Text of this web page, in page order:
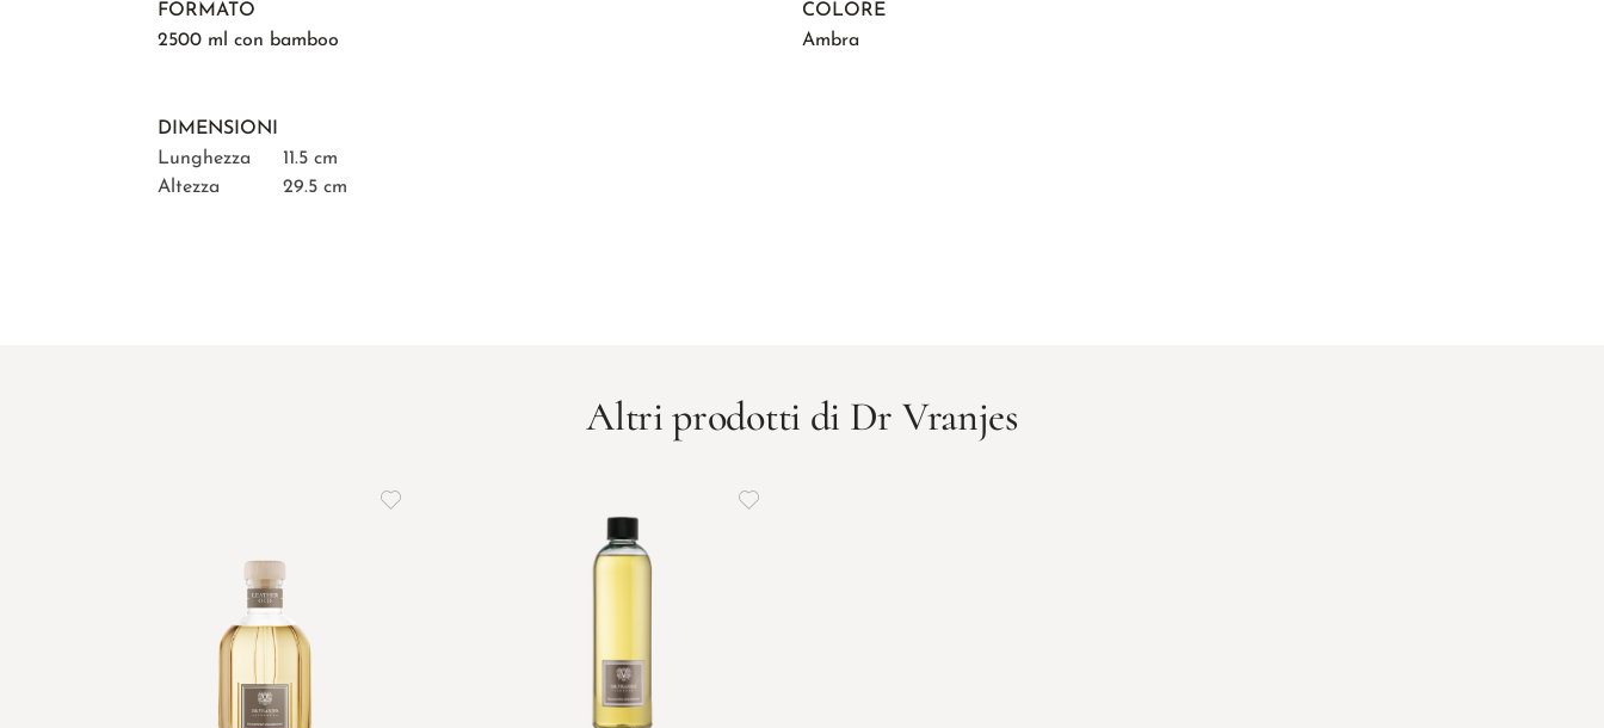
FORMATO
2500 ml con bamboo
COLORE
Ambra
DIMENSIONI
Lunghezza
11.5 cm
Altezza
29.5 cm
Altri prodotti di Dr Vranjes